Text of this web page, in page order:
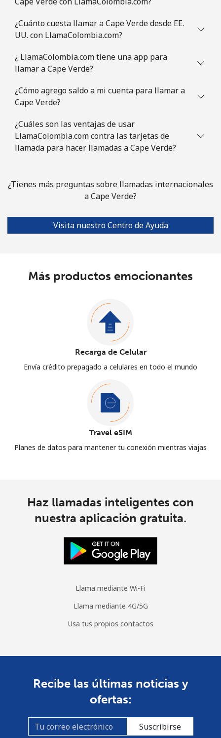
¿Cuánto cuesta llamar a Cape Verde desde EE.
UU. con LlamaColombia.com?
¿ LlamaColombia.com tiene una app para
llamar a Cape Verde?
¿Cómo agrego saldo a mi cuenta para llamar a
Cape Verde?
¿Cuáles son las ventajas de usar
LlamaColombia.com contra las tarjetas de
llamada para hacer llamadas a Cape Verde?
¿Tienes más preguntas sobre llamadas internacionales
a Cape Verde?
Visita nuestro Centro de Ayuda
Más productos emocionantes
Recarga de Celular
Envía crédito prepagado a celulares en todo el mundo
Travel eSIM
Planes de datos para mantener tu conexión mientras viajas
Haz llamadas inteligentes con
nuestra aplicación gratuita.
Llama mediante Wi-Fi
Llama mediante 4G/5G
Usa tus propios contactos
Recibe las últimas noticias y
ofertas:
Suscribirse